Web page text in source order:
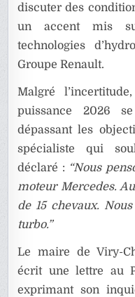
discuter des
un accent mis
technologies
Groupe Renault.
Malgré
puissance 2026
dépassant les
spécialiste qui
déclaré : “Nous
moteur Mercedes.
de 15 chevaux.
turbo.”
Le maire de Viry-
écrit une lettre au
exprimant son